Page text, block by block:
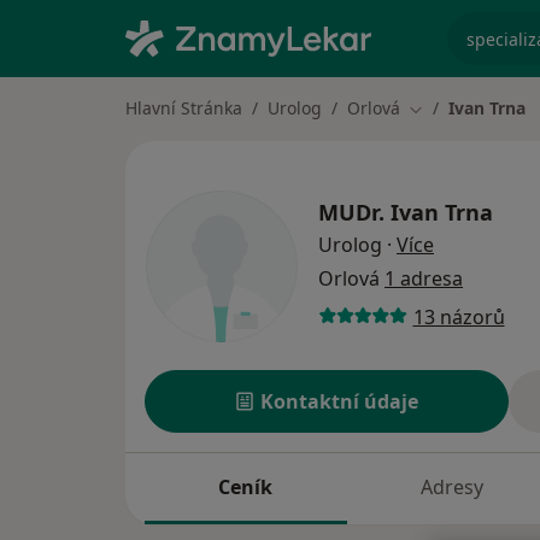
Hlavní Stránka Urolog Orlová Změna města
Ivan Trna
MUDr. Ivan Trna
Urolog · Více
Orlová 1 adresa
13 názorů
Kontaktní údaje
Ceník Adresy